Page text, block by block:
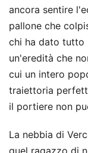
ancora sentire
pallone che
chi ha dato tutto
un'eredità che
cui un intero
traiettoria
il portiere non
La nebbia di
quel ragazzo di